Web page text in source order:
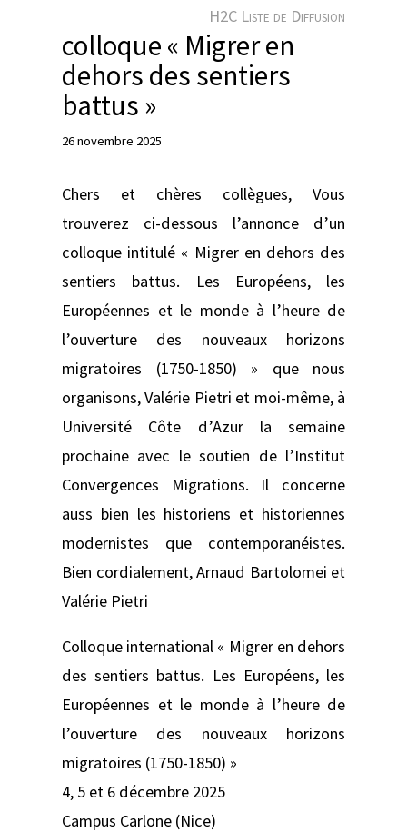
H2C Liste de Diffusion
colloque « Migrer en
dehors des sentiers
battus »
26 novembre 2025
Chers et chères collègues, Vous
trouverez ci-dessous l’annonce d’un
colloque intitulé « Migrer en dehors des
sentiers battus. Les Européens, les
Européennes et le monde à l’heure de
l’ouverture des nouveaux horizons
migratoires (1750-1850) » que nous
organisons, Valérie Pietri et moi-même, à
Université Côte d’Azur la semaine
prochaine avec le soutien de l’Institut
Convergences Migrations. Il concerne
auss bien les historiens et historiennes
modernistes que contemporanéistes.
Bien cordialement, Arnaud Bartolomei et
Valérie Pietri
Colloque international « Migrer en dehors
des sentiers battus. Les Européens, les
Européennes et le monde à l’heure de
l’ouverture des nouveaux horizons
migratoires (1750-1850) »
4, 5 et 6 décembre 2025
Campus Carlone (Nice)